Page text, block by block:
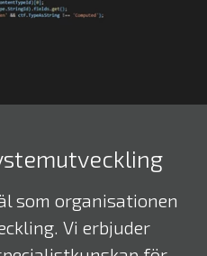
som organisationen
Vi erbjuder